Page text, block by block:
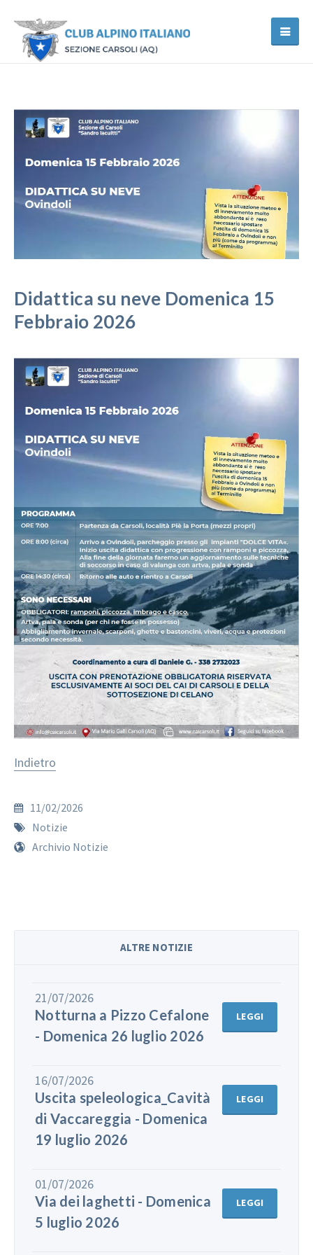
Didattica su neve Domenica 15
Febbraio 2026
Indietro
11/02/2026
Notizie
Archivio Notizie
ALTRE NOTIZIE
21/07/2026
Notturna a Pizzo Cefalone
- Domenica 26 luglio 2026
LEGGI
16/07/2026
Uscita speleologica_Cavità
di Vaccareggia - Domenica
19 luglio 2026
LEGGI
01/07/2026
Via dei laghetti - Domenica
5 luglio 2026
LEGGI